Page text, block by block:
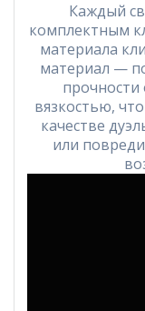
Каждый
комплектным
материала
материал —
прочности
вязкостью,
качестве
или